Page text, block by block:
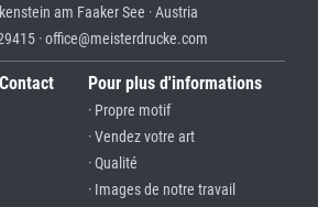
am Faaker See · Austria
· office@meisterdrucke.com
Pour plus d'informations
· Propre motif
· Vendez votre art
· Qualité
· Images de notre travail